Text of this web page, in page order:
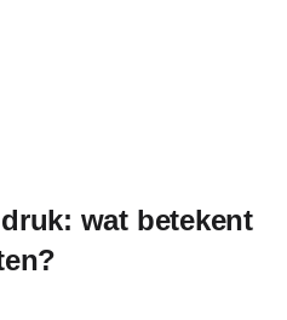
wat betekent